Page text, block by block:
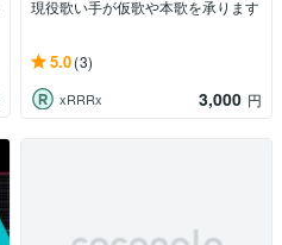
現役歌い手が仮歌や本歌を承ります
5.0(3)
xRRRx 3,000 円